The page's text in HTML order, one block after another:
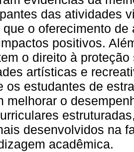
das atividades
que o oferecimento
positivos.
o direito à
artísticas e
os estudantes de
melhorar o
desenvolvidos na
acadêmica.